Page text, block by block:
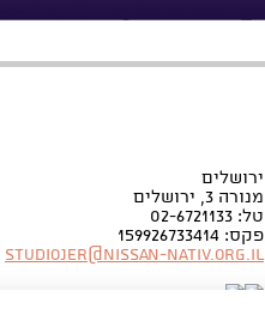
ירושלים
מנורה 3, ירושלים
טל: 02-6721133
פקס: 159926733414
Studiojer@nissan-nativ.org.il